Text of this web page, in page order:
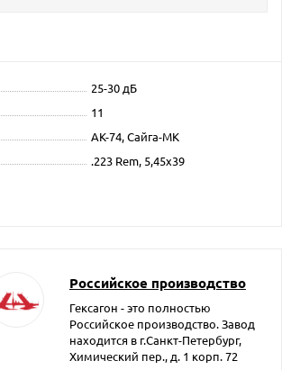
25-30 дБ
11
АК-74, Сайга-МК
.223 Rem, 5,45x39
Российское производство
Гексагон - это полностью
Российское производство. Завод
находится в г.Санкт-Петербург,
Химический пер., д. 1 корп. 72